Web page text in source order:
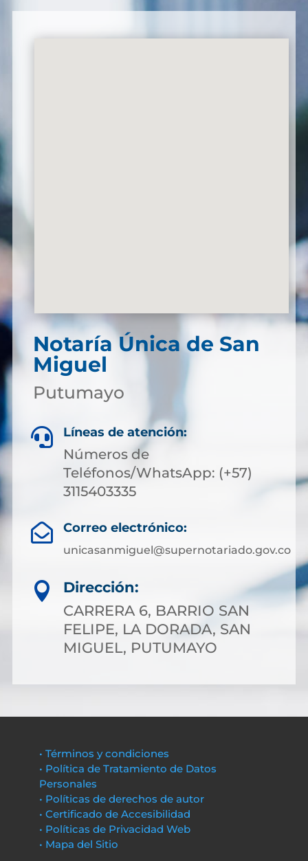
Notaría Única de San
Miguel
Putumayo
 Líneas de atención:
Números de
Teléfonos/WhatsApp: (+57)
3115403335
 Correo electrónico:
unicasanmiguel@supernotariado.gov.co

Dirección:
CARRERA 6, BARRIO SAN
FELIPE, LA DORADA, SAN
MIGUEL, PUTUMAYO
• Términos y condiciones
• Política de Tratamiento de Datos
Personales
• Políticas de derechos de autor
• Certificado de Accesibilidad
• Políticas de Privacidad Web
• Mapa del Sitio